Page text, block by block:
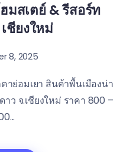
มสเตย์ & รีสอร์ท
ชียงใหม่
8, 2025
ย่อมเยา สินค้าพื้นเมืองน่า
าว จ.เชียงใหม่ ราคา 800 –